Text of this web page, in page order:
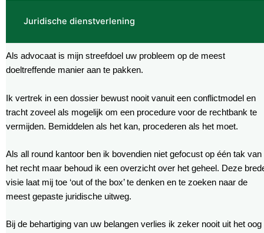
Juridische dienstverlening
Als advocaat is mijn streefdoel uw probleem op de meest
doeltreffende manier aan te pakken.
Ik vertrek in een dossier bewust nooit vanuit een conflictmodel en
tracht zoveel als mogelijk om een procedure voor de rechtbank te
vermijden. Bemiddelen als het kan, procederen als het moet.
Als all round kantoor ben ik bovendien niet gefocust op één tak van
het recht maar behoud ik een overzicht over het geheel. Deze
visie laat mij toe ‘out of the box’ te denken en te zoeken naar de
meest gepaste juridische uitweg.
Bij de behartiging van uw belangen verlies ik zeker nooit uit het oog